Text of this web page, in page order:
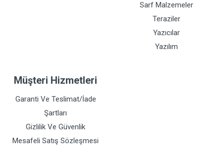
Sarf Malzemeler
Teraziler
Yazıcılar
Yazılım
Müşteri Hizmetleri
Garanti Ve Teslimat/İade
Şartları
Gizlilik Ve Güvenlik
Mesafeli Satış Sözleşmesi